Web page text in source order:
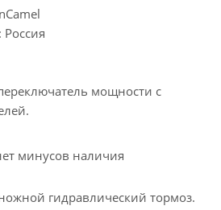
Россия
мощности с
минусов наличия
гидравлический тормоз.